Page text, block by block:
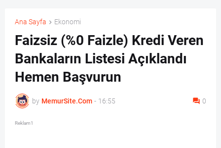
Ana Sayfa Ekonomi
Faizsiz (%0 Faizle) Kredi Veren
Bankaların Listesi Açıklandı
Hemen Başvurun
by MemurSite.Com - 16:55 0
Reklam1